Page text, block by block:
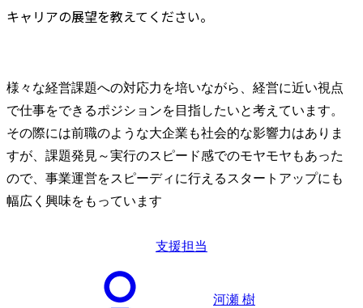
キャリアの展望を教えてください。
様々な経営課題への対応力を培いながら、経営に近い視点
で仕事をできるポジションを目指したいと考えています。
その際には前職のような大企業も社会的な影響力はありま
すが、課題発見～実行のスピード感でのモヤモヤもあった
ので、事業運営をスピーディに行えるスタートアップにも
幅広く興味をもっています
支援担当
河瀬 樹